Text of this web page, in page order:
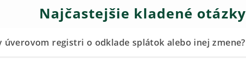
Najčastejšie kladené otázky
úverovom registri o odklade splátok alebo inej zmene?